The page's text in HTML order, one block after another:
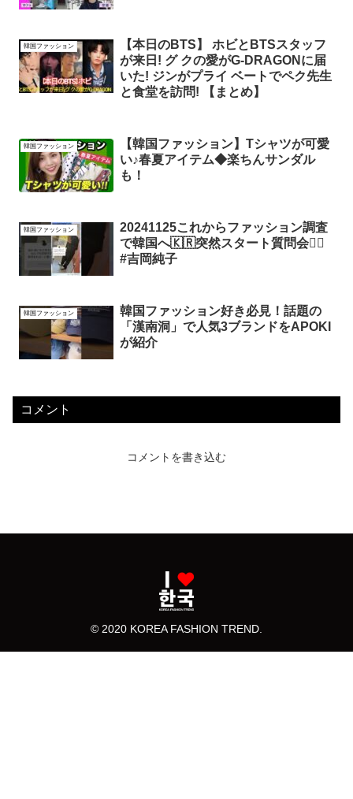
韓国ファッション
【本日のBTS】 ホビとBTSスタッフ
が来日! グ クの愛がG-DRAGONに届
いた! ジンがプライ ベートでペク先生
と食堂を訪問! 【まとめ】
韓国ファッション
【韓国ファッション】Tシャツが可愛
い♪春夏アイテム◆楽ちんサンダル
も！
韓国ファッション
20241125これからファッション調査
で韓国へ🇰🇷突然スタート質問会🙋‍♀️
#吉岡純子
韓国ファッション
韓国ファッション好き必見！話題の
「漢南洞」で人気3ブランドをAPOKI
が紹介
コメント
コメントを書き込む
© 2020 KOREA FASHION TREND.